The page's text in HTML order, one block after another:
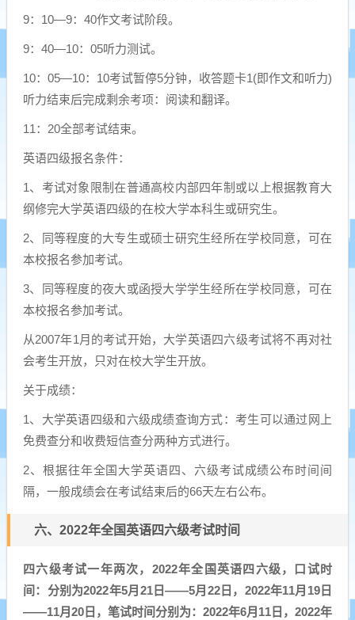
9：10—9：40作文考试阶段。
9：40—10：05听力测试。
10：05—10：10考试暂停5分钟，收答题卡1(即作文和听力)
听力结束后完成剩余考项：阅读和翻译。
11：20全部考试结束。
英语四级报名条件：
1、考试对象限制在普通高校内部四年制或以上根据教育大
纲修完大学英语四级的在校大学本科生或研究生。
2、同等程度的大专生或硕士研究生经所在学校同意，可在
本校报名参加考试。
3、同等程度的夜大或函授大学学生经所在学校同意，可在
本校报名参加考试。
从2007年1月的考试开始，大学英语四六级考试将不再对社
会考生开放，只对在校大学生开放。
关于成绩：
1、大学英语四级和六级成绩查询方式：考生可以通过网上
免费查分和收费短信查分两种方式进行。
2、根据往年全国大学英语四、六级考试成绩公布时间间
隔，一般成绩会在考试结束后的66天左右公布。
六、2022年全国英语四六级考试时间
四六级考试一年两次，2022年全国英语四六级，口试时
间：分别为2022年5月21日——5月22日，2022年11月19日
——11月20日，笔试时间分别为：2022年6月11日，2022年